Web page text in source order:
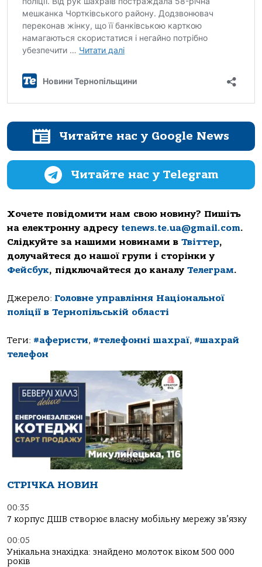
Читайте нас у Google News
Читайте нас у Telegram
Хочете повідомити нам свою новину? Пишіть
на електронну адресу tenews.te.ua@gmail.com.
Слідкуйте за нашими новинами в Твіттер,
долучайтеся до нашої групи і сторінки у
Фейсбук, підключайтеся до каналу Телеграм.
Джерело: Головне управління Національної
поліції в Тернопільській області
Теги: #аферисти, #телефонні шахраї, #шахрай
телефон
СТРІЧКА НОВИН
00:35
7 корпус ДШВ створює власну мобільну мережу зв’язку
00:05
Унікальна знахідка: знайдено молоток віком 500 000
років